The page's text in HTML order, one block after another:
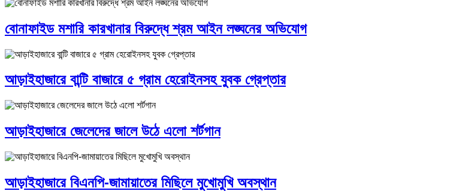
বোনাফাইড মশারি কারখানার বিরুদ্ধে শ্রম আইন লঙ্ঘনের অভিযোগ
আড়াইহাজারে বান্টি বাজারে ৫ গ্রাম হেরোইনসহ যুবক গ্রেপ্তার
আড়াইহাজারে জেলেদের জালে উঠে এলো শর্টগান
আড়াইহাজারে বিএনপি-জামায়াতের মিছিলে মুখোমুখি অবস্থান